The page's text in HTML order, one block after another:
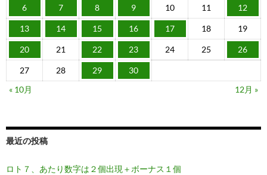
6 7 8 9 10 11 12
13 14 15 16 17 18 19
20 21 22 23 24 25 26
27 28 29
30
« 10月
12月 »
最近の投稿
ロト７、あたり数字は２個出現＋ボーナス１個